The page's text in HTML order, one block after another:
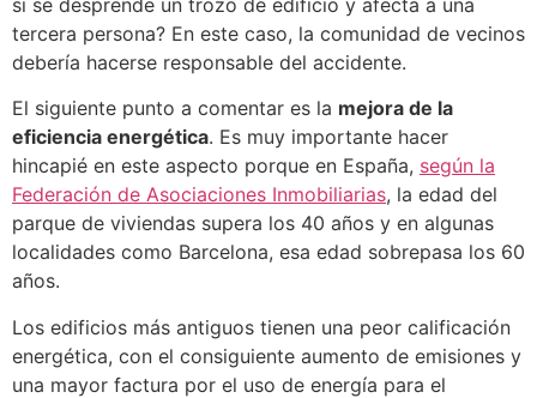
tercera persona? En este caso, la comunidad de vecinos
debería hacerse responsable del accidente.
El siguiente punto a comentar es la mejora de la
eficiencia energética. Es muy importante hacer
hincapié en este aspecto porque en España, según la
Federación de Asociaciones Inmobiliarias, la edad del
parque de viviendas supera los 40 años y en algunas
localidades como Barcelona, esa edad sobrepasa los 60
años.
Los edificios más antiguos tienen una peor calificación
energética, con el consiguiente aumento de emisiones y
una mayor factura por el uso de energía para el